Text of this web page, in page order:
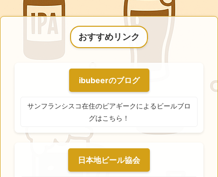
おすすめリンク
ibubeerのブログ
サンフランシスコ在住のビアギークによるビールブロ
グはこちら！
日本地ビール協会